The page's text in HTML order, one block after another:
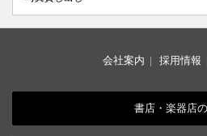
会社案内 | 採用情報
書店・楽器店